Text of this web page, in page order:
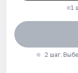
1
2 шаг.